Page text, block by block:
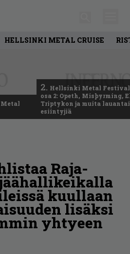
HELLSINKI METAL CRUISE
2. Hellsinki Metal
osa 2: Opeth, Misþyrming,
Triptykon ja muita
esiintyjiä
Raja-
kuullaan
lisäksi
yhtyeen